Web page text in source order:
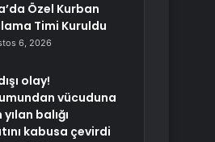
Özel Kurban
Timi Kuruldu
6, 2026
olay!
vücuduna
balığı
kabusa çevirdi